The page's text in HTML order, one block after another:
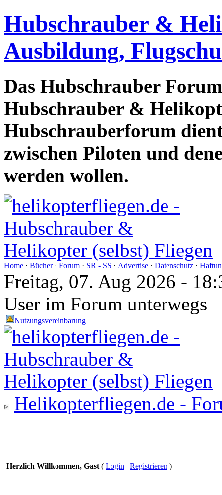
Hubschrauber &
Ausbildung,
Das Hubschrauber
Hubschrauber &
Hubschrauberforum
zwischen Piloten und
werden wollen.
Home · Bücher· Forum · SR - SS · Advertise · Datenschutz ·
Freitag, 07. Aug 2026 -
User im Forum unterwegs
Nutzungsvereinbarung
Helikopterfliegen.de -
Herzlich Willkommen, Gast ( Login | Registrieren )